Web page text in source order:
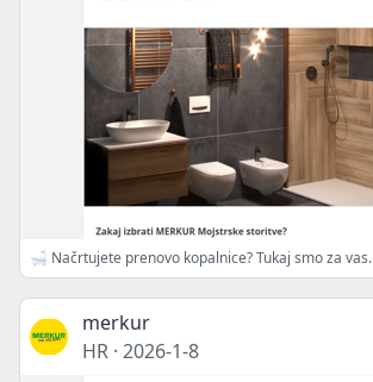
🛁 Načrtujete prenovo kopalnice? Tukaj smo za vas.
merkur
HR · 2026-1-8